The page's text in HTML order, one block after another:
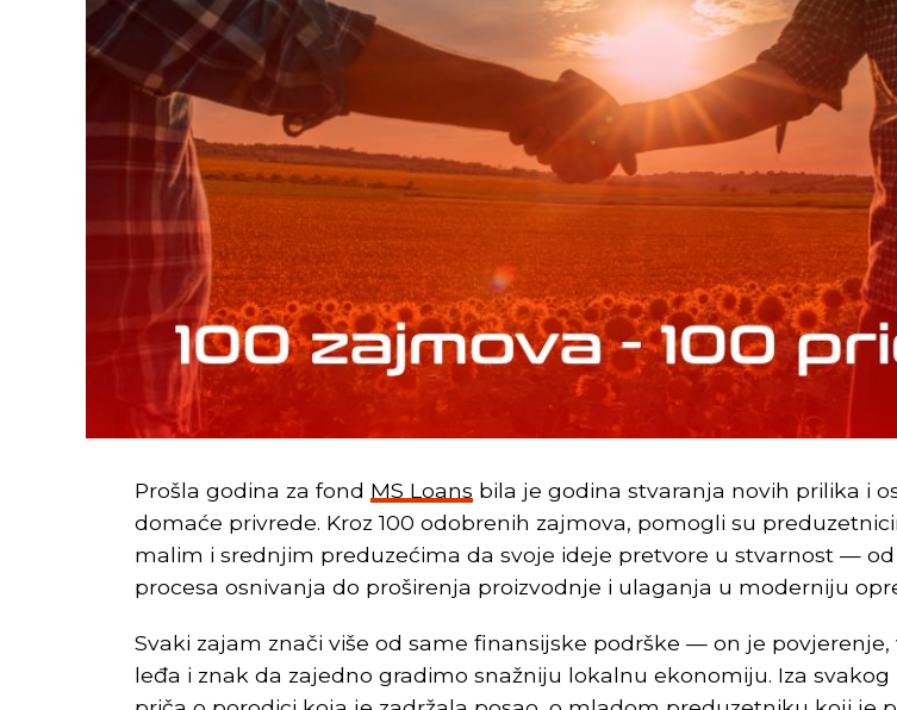
Prošla godina za fond MS Loans bila je godina stvaranja novih prilika i
domaće privrede. Kroz 100 odobrenih zajmova, pomogli su
malim i srednjim preduzećima da svoje ideje pretvore u stvarnost —
procesa osnivanja do proširenja proizvodnje i ulaganja u moderniju
Svaki zajam znači više od same finansijske podrške — on je povjerenje,
leđa i znak da zajedno gradimo snažniju lokalnu ekonomiju. Iza svakog